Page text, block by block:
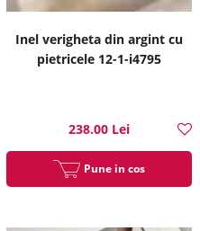
Inel verigheta din argint cu
pietricele 12-1-i4795
238.00 Lei
Pune in cos